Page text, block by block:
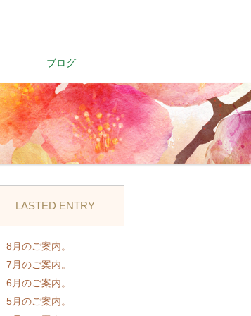
ブログ
LASTED ENTRY
8月のご案内。
7月のご案内。
6月のご案内。
5月のご案内。